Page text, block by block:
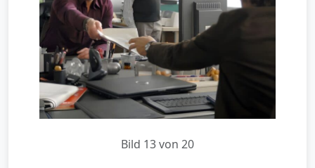
Bild 13 von 20